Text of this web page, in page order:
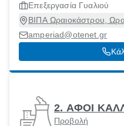
Επεξεργασία Γυαλιού
ΒΙΠΑ Ωραιοκάστρου,
amperiad@otenet.gr
2. ΑΦΟΙ
Προβολή